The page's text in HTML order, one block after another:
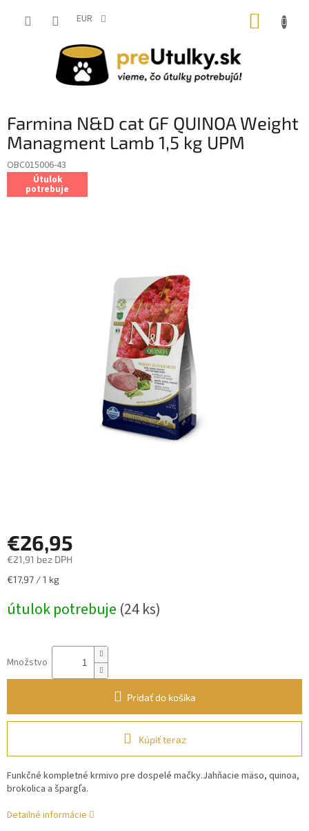
EUR
Farmina N&D cat GF QUINOA Weight
Managment Lamb 1,5 kg UPM
OBC015006-43
Útulok
potrebuje
€26,95
€21,91 bez DPH
Jednotková
€17,97 / 1 kg
útulok potrebuje (24 ks)
Množstvo
Pridať do košíka
Kúpiť teraz
Funkčné kompletné krmivo pre dospelé mačky.Jahňacie mäso, quinoa,
brokolica a špargľa.
Detailné informácie